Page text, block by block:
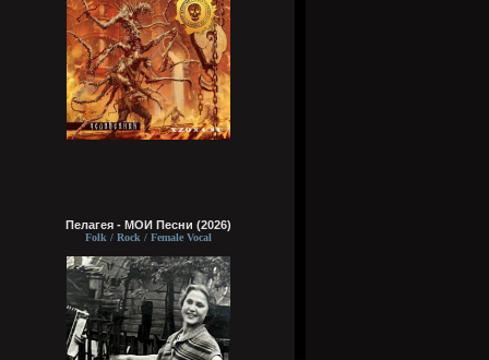
Пелагея - МОИ Песни (2026)
Folk / Rock / Female Vocal